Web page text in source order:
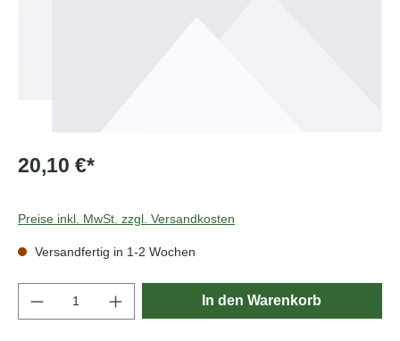
20,10 €*
Preise inkl. MwSt. zzgl. Versandkosten
Versandfertig in 1-2 Wochen
Produkt Anzahl: Gib den gewünschten
In den Warenkorb